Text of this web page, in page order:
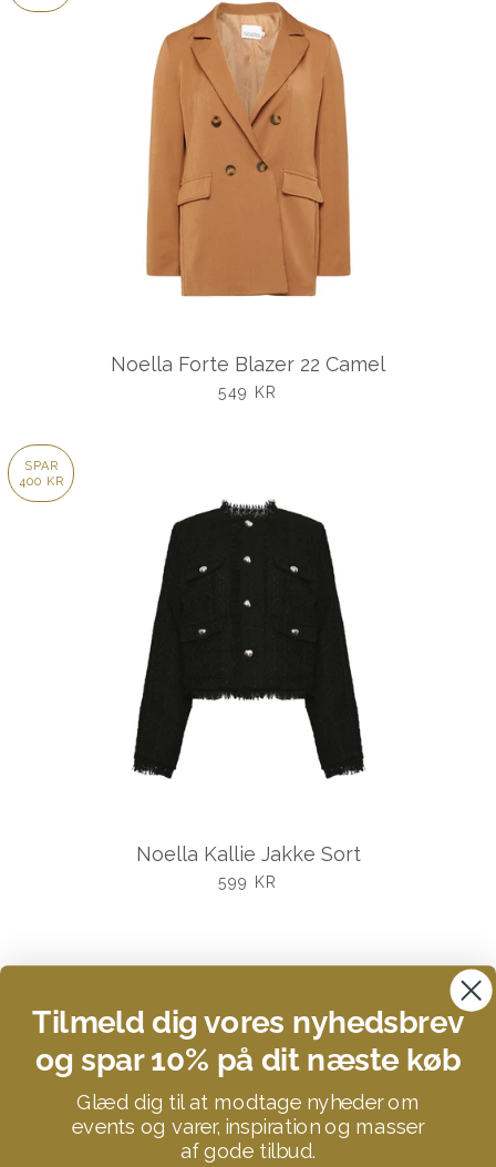
Noella Forte Blazer 22 Camel
UDSALGSPRIS
549 KR
SPAR
400 KR
Noella Kallie Jakke Sort
UDSALGSPRIS
599 KR
Search
Kontakt
Om STUFF YOU LOVE
Tilmeld dig vores nyhedsbrev
og spar 10% på dit næste køb
Glæd dig til at modtage nyheder om
events og varer, inspiration og masser
af gode tilbud.